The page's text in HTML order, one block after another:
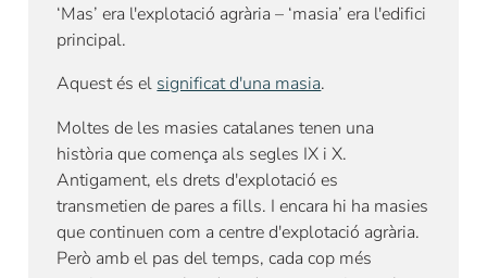
‘Mas’ era l'explotació agrària – ‘masia’ era l'edifici
principal.
Aquest és elsignificat d'una masia.
Moltes de les masies catalanes tenen una
història que comença als segles IX i X.
Antigament, els drets d'explotació es
transmetien de pares a fills. I encara hi ha masies
que continuen com a centre d'explotació agrària.
Però amb el pas del temps, cada cop més